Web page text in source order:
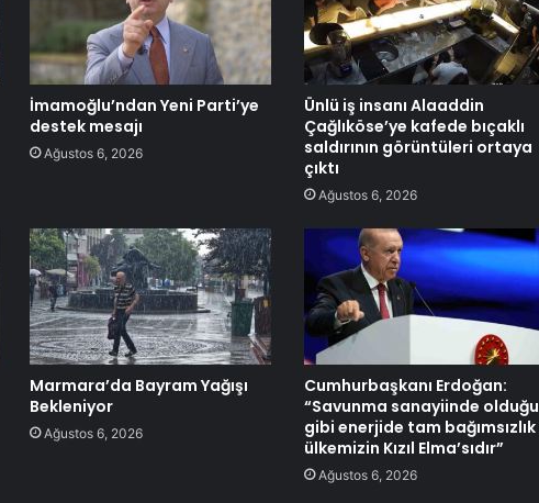
İmamoğlu’ndan Yeni Parti’ye
destek mesajı
Ağustos 6, 2026
Ünlü iş insanı Alaaddin
Çağlıköse’ye kafede bıçaklı
saldırının görüntüleri ortaya
çıktı
Ağustos 6, 2026
Marmara’da Bayram Yağışı
Bekleniyor
Ağustos 6, 2026
Cumhurbaşkanı Erdoğan:
“Savunma sanayiinde olduğu
gibi enerjide tam bağımsızlık
ülkemizin Kızıl Elma’sıdır”
Ağustos 6, 2026